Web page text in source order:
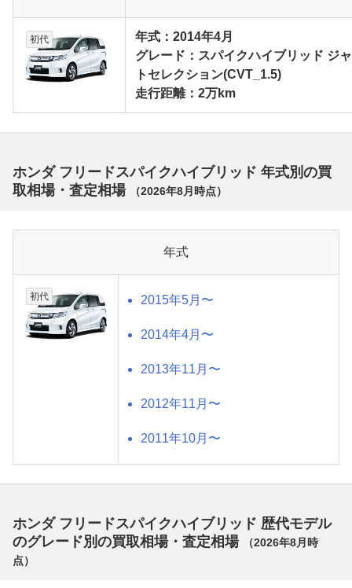
初代
年式：2014年4月
グレード：スパイクハイブリッド ジ
トセレクション(CVT_1.5)
走行距離：2万km
ホンダ フリードスパイクハイブリッド 年式別の買
取相場・査定相場
（2026年8月 時点）
年式
初代 2015年5月〜
2014年4月〜
2013年11月〜
2012年11月〜
2011年10月〜
ホンダ フリードスパイクハイブリッド 歴代モデル
のグレード別の買取相場・査定相場
（2026年8月 時
点）